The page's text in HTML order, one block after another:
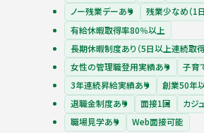
ノー残業デーあり
残業少なめ（1
有給休暇取得率80％以上
長期休暇制度あり（5日以上連続取得
女性の管理職登用実績あり
子育
3年連続昇給実績あり
創業50年
退職金制度あり
面接1回
カジ
職場見学あり
Web面接可能